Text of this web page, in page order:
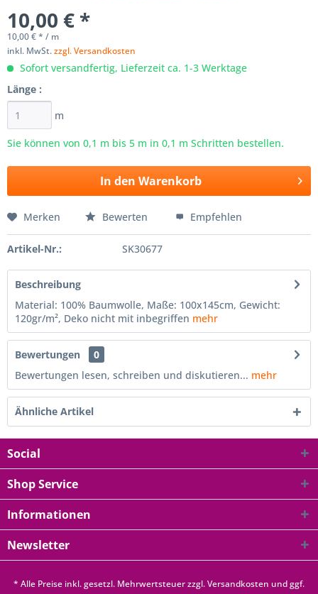
10,00 € *
10,00 € * / m
inkl. MwSt.zzgl. Versandkosten
Sofort versandfertig, Lieferzeit ca. 1-3 Werktage
Länge :
m
Sie können von 0,1 m bis 5 m in 0,1 m Schritten bestellen.
In den Warenkorb
Merken Bewerten Empfehlen
Artikel-Nr.: SK30677
Beschreibung
Material: 100% Baumwolle, Maße: 100x145cm, Gewicht:
120gr/m², Deko nicht mit inbegriffen mehr
Bewertungen
0
Bewertungen lesen, schreiben und diskutieren... mehr
Ähnliche Artikel
Social
Shop Service
Informationen
Newsletter
* Alle Preise inkl. gesetzl. Mehrwertsteuer zzgl.Versandkosten und ggf.